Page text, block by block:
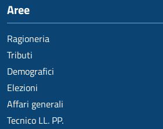
Aree
Ragioneria
Tributi
Demografici
Elezioni
Affari generali
Tecnico LL. PP.